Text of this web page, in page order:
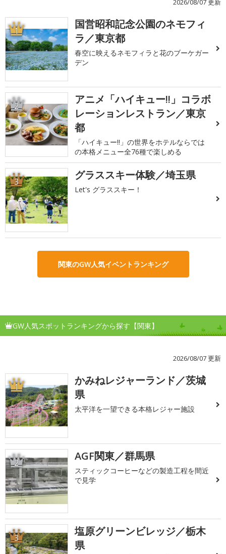
2026/08/07 更新
1
国営昭和記念公園のネモフィ
ラ／東京都
春空に映えるネモフィラと花のブーケガー
デン
2
アニメ「ハイキュー!!」コラボ
レーションレストラン／東京
都
「ハイキュー!!」の世界をホテルならでは
の本格メニュー全76種で楽しめる
3 グラススキー体験／埼玉県
Let's グラススキー！
関東のGW人気イベントランキング
GW人気スポットランキングから探す【関東】
2026/08/07 更新
1
かみねレジャーランド／茨城
県
太平洋を一望できる本格レジャー施設
2 AGF関東／群馬県
スティックコーヒーなどの製造工程を間近
で見学
3
塩原グリーンビレッジ／栃木
県